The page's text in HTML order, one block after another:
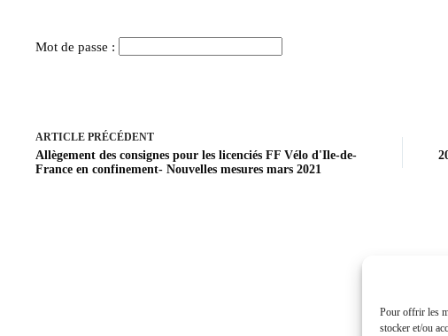
Pour offrir les
stocker et/ou
Mot de passe :
ARTICLE PRÉCÉDENT
Allègement des consignes pour les licenciés FF Vélo d'Ile-de-
France en confinement- Nouvelles mesures mars 2021